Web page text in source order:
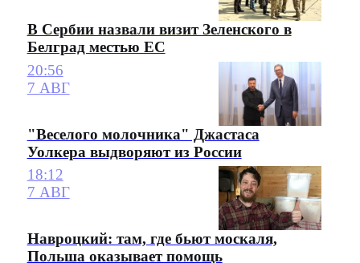
В Сербии назвали визит Зеленского в
Белград местью ЕС
20:56
7 АВГ
"Веселого молочника" Джастаса
Уолкера выдворяют из России
18:12
7 АВГ
Навроцкий: там, где бьют москаля,
Польша оказывает помощь